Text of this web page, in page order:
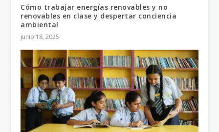
Cómo trabajar energías renovables y no
renovables en clase y despertar conciencia
ambiental
junio 18, 2025